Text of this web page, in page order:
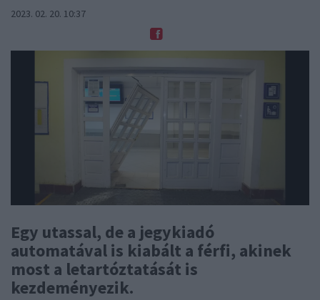
2023. 02. 20. 10:37
Egy utassal, de a jegykiadó
automatával is kiabált a férfi, akinek
most a letartóztatását is
kezdeményezik.